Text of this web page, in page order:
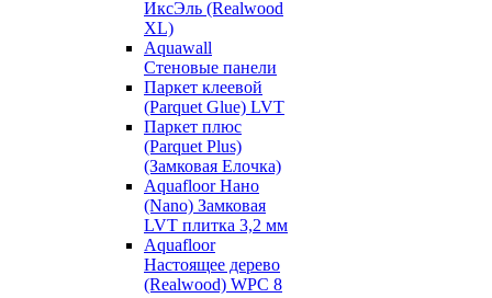
ИксЭль (Realwood
XL)
Aquawall
Стеновые панели
Паркет клеевой
(Parquet Glue) LVT
Паркет плюс
(Parquet Plus)
(Замковая Елочка)
Aquafloor Нано
(Nano) Замковая
LVT плитка 3,2 мм
Aquafloor
Настоящее дерево
(Realwood) WPC 8